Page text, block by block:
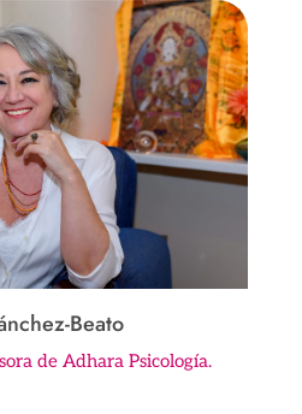
Beato
de Adhara Psicología.